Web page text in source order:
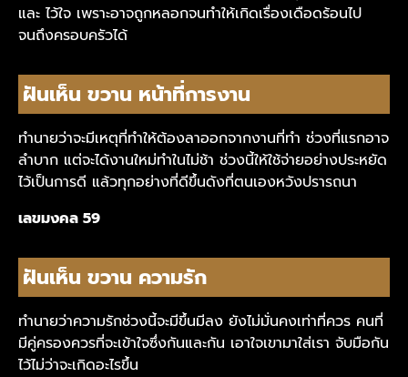
และ ไว้ใจ เพราะอาจถูกหลอกจนทำให้เกิดเรื่องเดือดร้อนไป
จนถึงครอบครัวได้
ฝันเห็น ขวาน หน้าที่การงาน
ทำนายว่าจะมีเหตุที่ทำให้ต้องลาออกจากงานที่ทำ ช่วงที่แรกอาจ
ลำบาก แต่จะได้งานใหม่ทำในไม่ช้า ช่วงนี้ให้ใช้จ่ายอย่างประหยัด
ไว้เป็นการดี แล้วทุกอย่างที่ดีขึ้นดังที่ตนเองหวังปรารถนา
เลขมงคล 59
ฝันเห็น ขวาน ความรัก
ทำนายว่าความรักช่วงนี้จะมีขึ้นมีลง ยังไม่มั่นคงเท่าที่ควร คนที่
มีคู่ครองควรที่จะเข้าใจซึ่งกันและกัน เอาใจเขามาใส่เรา จับมือกัน
ไว้ไม่ว่าจะเกิดอะไรขึ้น